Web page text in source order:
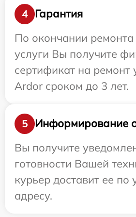
4
Гарантия
По окончании
услуги Вы получите
сертификат на ремонт
Ardor сроком до 3 лет.
5
Информирование о
Вы получите
готовности Вашей
курьер доставит ее по
адресу.